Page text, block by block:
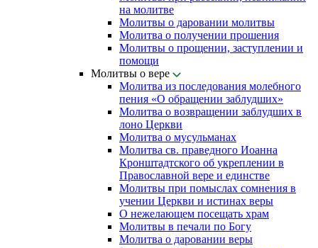
на молитве
Молитвы о даровании молитвы
Молитва о получении прошения
Молитвы о прощении, заступлении и
помощи
Молитвы о вере
Молитва из последования молебного
пения «О обращении заблудших»
Молитва о возвращении заблудших в
лоно Церкви
Молитва о мусульманах
Молитва св. праведного Иоанна
Кронштадтского об укреплении в
Православной вере и единстве
Молитвы при помыслах сомнения в
учении Церкви и истинах веры
О нежелающем посещать храм
Молитвы в печали по Богу
Молитва о даровании веры